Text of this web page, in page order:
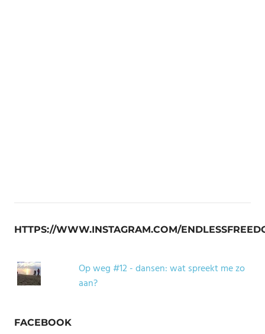
HTTPS://WWW.INSTAGRAM.COM/
Op weg #12 - dansen: wat spreekt me zo
aan?
FACEBOOK